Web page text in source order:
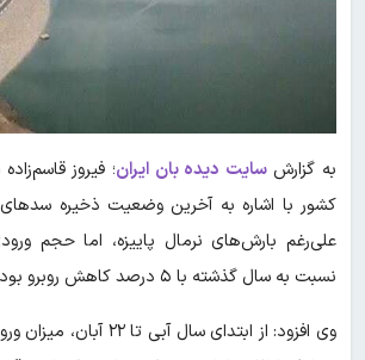
به گزارشسایت دیده بان ایران؛ فیروز
کشور با اشاره به آخرین وضعیت ذخیره
علی‌رغم بارش‌های نرمال پاییزه، اما حجم
نسبت به سال گذشته با ۵ درصد کاهش روبرو بوده است.
وی افزود: از ابتدای سال